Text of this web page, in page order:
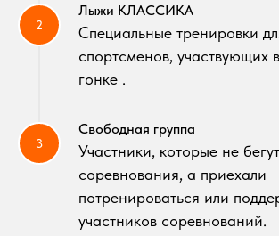
Лыжи КЛАССИКА
Специальные тренировки
спортсменов, участвующих
гонке .
Свободная группа
Участники, которые не бегут
соревнования, а приехали
потренироваться или
участников соревнований.